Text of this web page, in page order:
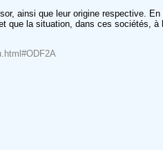
ainsi que leur origine respective.
que la situation, dans ces sociétés,